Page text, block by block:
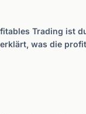
Trading ist
was die